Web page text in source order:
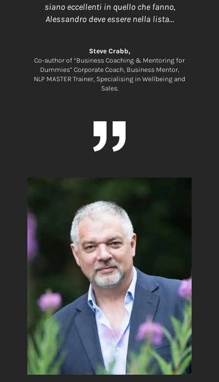
siano eccellenti in quello che fanno,
Alessandro deve essere nella lista…
Steve Crabb,
Co-author of “Business Coaching & Mentoring for
Dummies” Corporate Coach, Business Mentor,
NLP MASTER Trainer, Specialising in Wellbeing and
Sales.